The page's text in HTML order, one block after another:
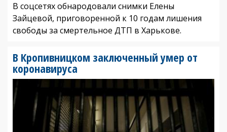
В соцсетях обнародовали снимки Елены
Зайцевой, приговоренной к 10 годам лишения
свободы за смертельное ДТП в Харькове.
В Кропивницком заключенный умер от
коронавируса